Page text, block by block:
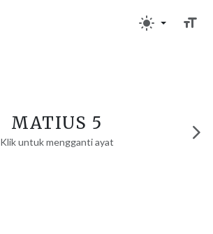
MATIUS 5
Klik untuk mengganti ayat